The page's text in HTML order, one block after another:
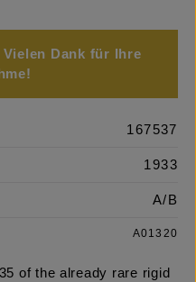
Vielen Dank für Ihre
167537
1933
A/B
A01320
of the already rare rigid